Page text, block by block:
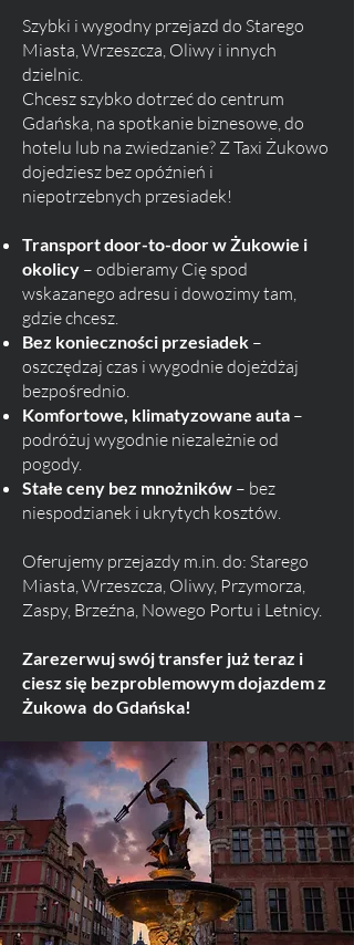
Szybki i wygodny przejazd do Starego
Miasta, Wrzeszcza, Oliwy i innych
dzielnic.
Chcesz szybko dotrzeć do centrum
Gdańska, na spotkanie biznesowe, do
hotelu lub na zwiedzanie? Z Taxi Żukowo
dojedziesz bez opóźnień i
niepotrzebnych przesiadek!
Transport door-to-door w Żukowie i
okolicy – odbieramy Cię spod
wskazanego adresu i dowozimy tam,
gdzie chcesz.
Bez konieczności przesiadek –
oszczędzaj czas i wygodnie dojeżdżaj
bezpośrednio.
Komfortowe, klimatyzowane auta –
podróżuj wygodnie niezależnie od
pogody.
Stałe ceny bez mnożników – bez
niespodzianek i ukrytych kosztów.
Oferujemy przejazdy m.in. do: Starego
Miasta, Wrzeszcza, Oliwy, Przymorza,
Zaspy, Brzeźna, Nowego Portu i Letnicy.
Zarezerwuj swój transfer już teraz i
ciesz się bezproblemowym dojazdem z
Żukowa do Gdańska!